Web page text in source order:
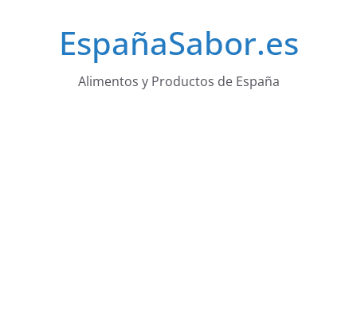
EspañaSabor.es
Alimentos y Productos de España